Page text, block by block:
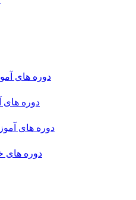
دوره های
دوره های
دوره های
دوره های